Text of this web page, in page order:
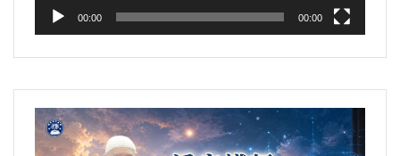
00:00 00:00